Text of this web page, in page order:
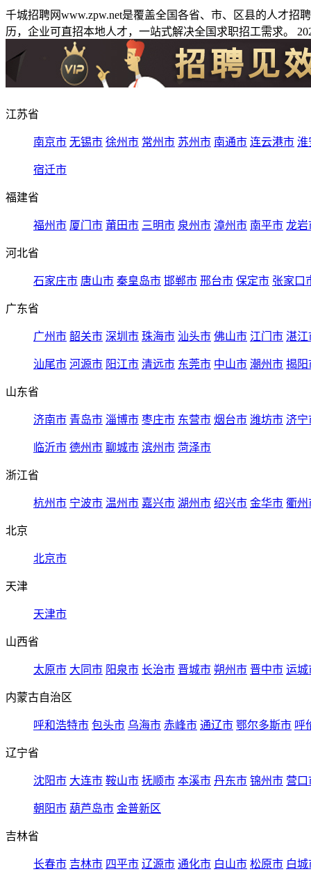
千城招聘网www.zpw.net是覆盖全国各省、市、区县的人才
历，企业可直招本地人才，一站式解决全国求职招工需求。
江苏省
南京市 无锡市 徐州市 常州市 苏州市 南通市 连云港市 淮
宿迁市
福建省
福州市 厦门市 莆田市 三明市 泉州市 漳州市 南平市 龙岩
河北省
石家庄市 唐山市 秦皇岛市 邯郸市 邢台市 保定市 张家口
广东省
广州市 韶关市 深圳市 珠海市 汕头市 佛山市 江门市 湛江
汕尾市 河源市 阳江市 清远市 东莞市 中山市 潮州市 揭阳
山东省
济南市 青岛市 淄博市 枣庄市 东营市 烟台市 潍坊市 济宁
临沂市 德州市 聊城市 滨州市 菏泽市
浙江省
杭州市 宁波市 温州市 嘉兴市 湖州市 绍兴市 金华市 衢州
北京
北京市
天津
天津市
山西省
太原市 大同市 阳泉市 长治市 晋城市 朔州市 晋中市 运城
内蒙古自治区
呼和浩特市 包头市 乌海市 赤峰市 通辽市 鄂尔多斯市 呼
辽宁省
沈阳市 大连市 鞍山市 抚顺市 本溪市 丹东市 锦州市 营口
朝阳市 葫芦岛市 金普新区
吉林省
长春市 吉林市 四平市 辽源市 通化市 白山市 松原市 白城